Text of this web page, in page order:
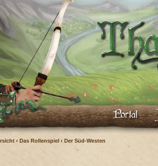
‹ Das Rollenspiel ‹ Der Süd-Westen